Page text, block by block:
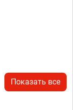
Показать все